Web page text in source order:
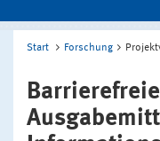
Start Forschung